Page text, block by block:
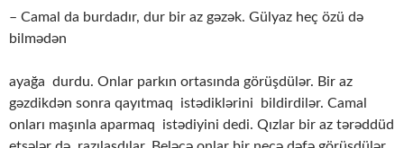
– Camal da burdadır, dur bir az gəzək. Gülyaz heç özü də
bilmədən
ayağa durdu. Onlar parkın ortasında görüşdülər. Bir az
gəzdikdən sonra qayıtmaq istədiklərini bildirdilər. Camal
onları maşınla aparmaq istədiyini dedi. Qızlar bir az tərəddüd